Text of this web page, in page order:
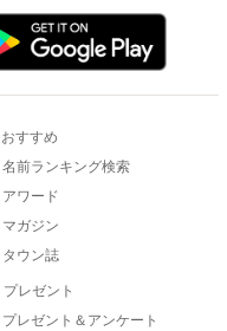
おすすめ
名前ランキング検索
アワード
マガジン
タウン誌
プレゼント
プレゼント＆アンケート